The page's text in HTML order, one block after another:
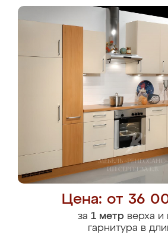
Цена: от 36
за 1 метрверха и
гарнитура в